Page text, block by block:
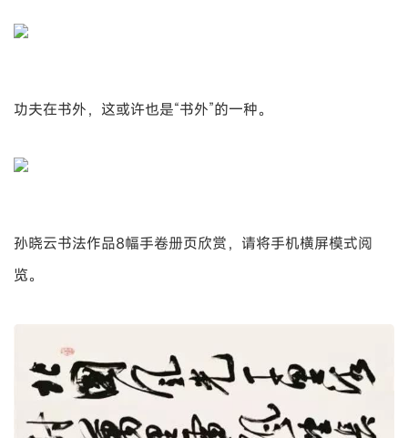
功夫在书外，这或许也是“书外”的一种。
孙晓云书法作品8幅手卷册页欣赏，请将手机横屏模式阅
览。